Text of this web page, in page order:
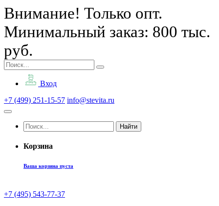
Внимание! Только опт.
Минимальный заказ: 800 тыс.
руб.
Вход
+7 (499) 251-15-57 info@stevita.ru
Найти
Корзина
Ваша корзина пуста
+7 (495) 543-77-37